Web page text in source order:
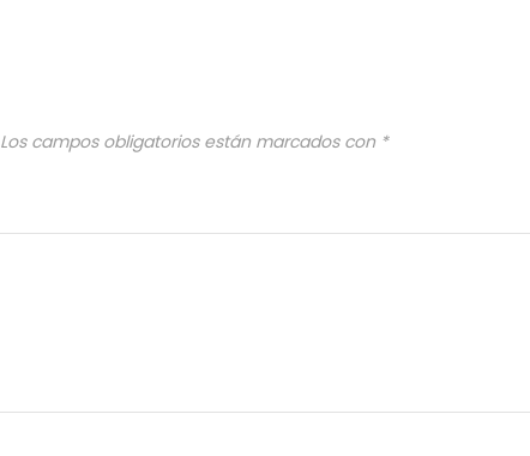
Los campos obligatorios están marcados con *